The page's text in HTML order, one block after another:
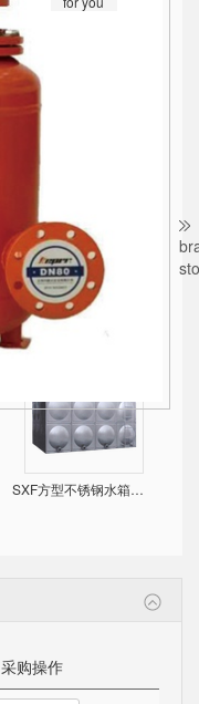
SXF方型不锈钢水箱，美观、耐用、不占空间！
采购操作